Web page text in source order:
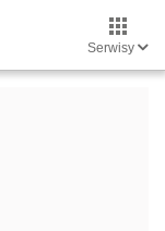
Serwisy